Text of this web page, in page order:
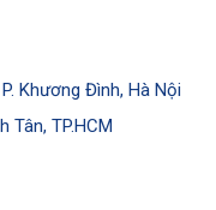
Khương Đình, Hà Nội
Tân, TP.HCM